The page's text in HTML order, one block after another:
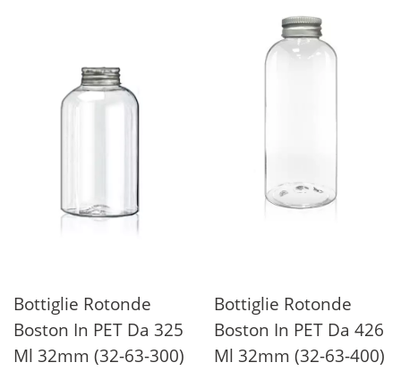
Bottiglie Rotonde
Boston In PET Da 325
Ml 32mm (32-63-300)
Bottiglie Rotonde
Boston In PET Da 426
Ml 32mm (32-63-400)